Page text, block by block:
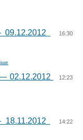
16:30
02.12.2012
12:23
14:22